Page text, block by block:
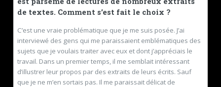
de textes. Comment s’est fait le choix ?
C’est une vraie problématique que je me suis posée. J’ai
interviewé des gens qui me paraissaient emblématiques des
sujets que je voulais traiter avec eux et dont j’appréciais le
travail. Dans un premier temps, il me semblait intéressant
d’illustrer leur propos par des extraits de leurs écrits. Sauf
que je ne m’en sortais pas. Il me paraissait délicat de